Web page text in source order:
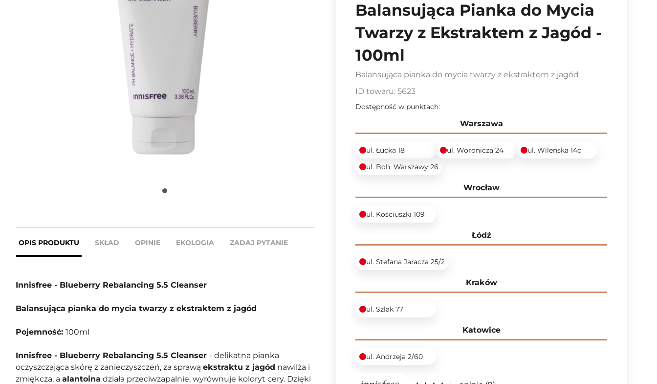
OPIS PRODUKTU SKŁAD OPINIE EKOLOGIA ZADAJ PYTANIE
Innisfree - Blueberry Rebalancing 5.5 Cleanser
Balansująca pianka do mycia twarzy z ekstraktem z jagód
Pojemność: 100ml
Innisfree - Blueberry Rebalancing 5.5 Cleanser - delikatna pianka
oczyszczająca skórę z zanieczyszczeń, za sprawą ekstraktu z jagód nawilża i
zmiękcza, a alantoina działa przeciwzapalnie, wyrównuje koloryt cery. Dzięki
Balansująca Pianka do Mycia
Twarzy z Ekstraktem z Jagód -
100ml
Balansująca pianka do mycia twarzy z ekstraktem z jagód
ID towaru: 5623
Dostępność w punktach:
Warszawa
ul. Łucka 18 ul. Woronicza 24
ul. Wileńska 14c
ul. Boh. Warszawy 26
Wrocław
ul. Kościuszki 109
Łódź
ul. Stefana Jaracza 25/2
Kraków
ul. Szlak 77
Katowice
ul. Andrzeja 2/60